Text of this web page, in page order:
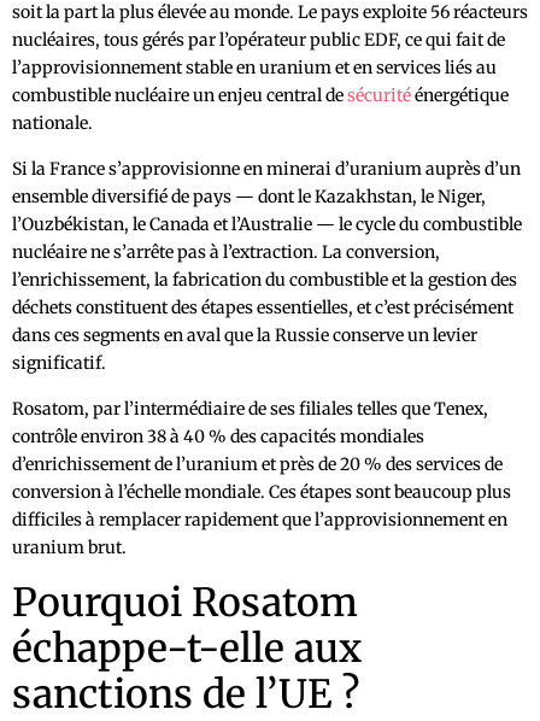
soit la part la plus élevée au monde. Le pays exploite 56 réacteurs
nucléaires, tous gérés par l’opérateur public EDF, ce qui fait de
l’approvisionnement stable en uranium et en services liés au
combustible nucléaire un enjeu central desécuritéénergétique
nationale.
Si la France s’approvisionne en minerai d’uranium auprès d’un
ensemble diversifié de pays — dont le Kazakhstan, le Niger,
l’Ouzbékistan, le Canada et l’Australie — le cycle du combustible
nucléaire ne s’arrête pas à l’extraction. La conversion,
l’enrichissement, la fabrication du combustible et la gestion des
déchets constituent des étapes essentielles, et c’est précisément
dans ces segments en aval que la Russie conserve un levier
significatif.
Rosatom, par l’intermédiaire de ses filiales telles que Tenex,
contrôle environ 38 à 40 % des capacités mondiales
d’enrichissement de l’uranium et près de 20 % des services de
conversion à l’échelle mondiale. Ces étapes sont beaucoup plus
difficiles à remplacer rapidement que l’approvisionnement en
uranium brut.
Pourquoi Rosatom
échappe-t-elle aux
sanctions de l’UE ?